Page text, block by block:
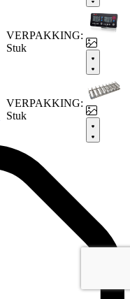
VERPAKKING:
Stuk
VERPAKKING:
Stuk